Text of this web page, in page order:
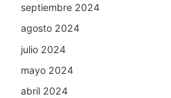
septiembre 2024
agosto 2024
julio 2024
mayo 2024
abril 2024